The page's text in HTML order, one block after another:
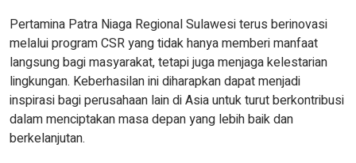
Pertamina Patra Niaga Regional Sulawesi terus berinovasi
melalui program CSR yang tidak hanya memberi manfaat
langsung bagi masyarakat, tetapi juga menjaga kelestarian
lingkungan. Keberhasilan ini diharapkan dapat menjadi
inspirasi bagi perusahaan lain di Asia untuk turut berkontribusi
dalam menciptakan masa depan yang lebih baik dan
berkelanjutan.